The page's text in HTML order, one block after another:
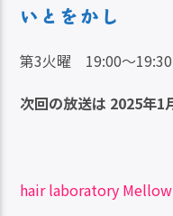
いとをかし
第3火曜 19:00～19:30
次回の放送は 2025年1
hair laboratory Mellow